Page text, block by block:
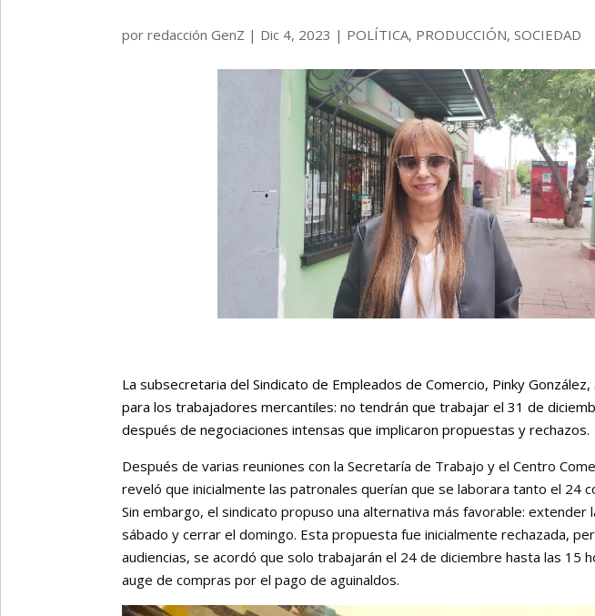
porredacción GenZ | Dic 4, 2023 | POLÍTICA, PRODUCCIÓN,SOCIEDAD
La subsecretaria del Sindicato de Empleados de Comercio, Pinky González,
para los trabajadores mercantiles: no tendrán que trabajar el 31 de
después de negociaciones intensas que implicaron propuestas y rechazos.
Después de varias reuniones con la Secretaría de Trabajo y el Centro
reveló que inicialmente las patronales querían que se laborara tanto el 24
Sin embargo, el sindicato propuso una alternativa más favorable: extender
sábado y cerrar el domingo. Esta propuesta fue inicialmente rechazada,
audiencias, se acordó que solo trabajarán el 24 de diciembre hasta las 15
auge de compras por el pago de aguinaldos.